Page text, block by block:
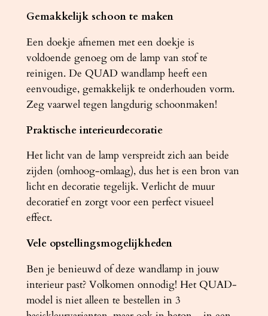
lGemakkelijk schoon te maken
Een doekje afnemen met een doekje is
voldoende genoeg om de lamp van stof te
reinigen. De QUAD wandlamp heeft een
eenvoudige, gemakkelijk te onderhouden vorm.
Zeg vaarwel tegen langdurig schoonmaken!
Praktische interieurdecoratie
Het licht van de lamp verspreidt zich aan beide
zijden (omhoog-omlaag), dus het is een bron van
licht en decoratie tegelijk. Verlicht de muur
decoratief en zorgt voor een perfect visueel
effect.
Vele opstellingsmogelijkheden
Ben je benieuwd of deze wandlamp in jouw
interieur past? Volkomen onnodig! Het QUAD-
model is niet alleen te bestellen in 3